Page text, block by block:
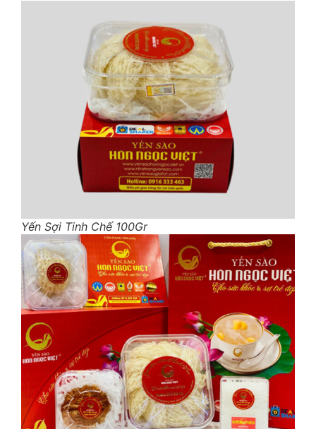
Yến Sợi Tinh Chế 100Gr